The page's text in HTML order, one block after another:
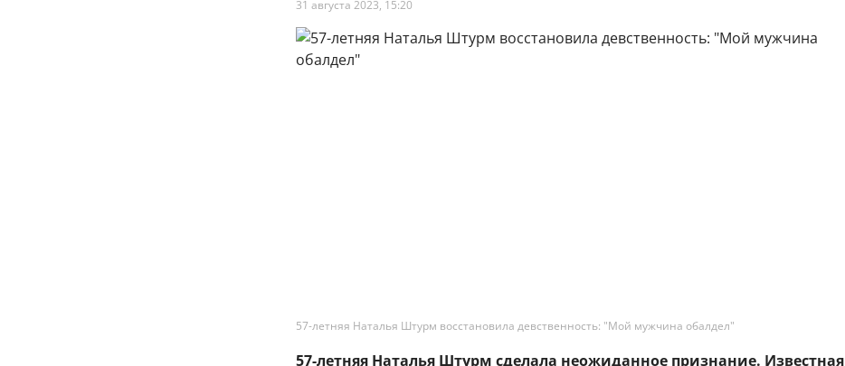
31 августа 2023, 15:20
57-летняя Наталья Штурм восстановила девственность: "Мой мужчина обалдел"
57-летняя Наталья Штурм сделала неожиданное признание. Известная